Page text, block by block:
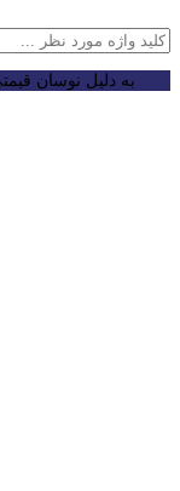
به دلیل نوسان